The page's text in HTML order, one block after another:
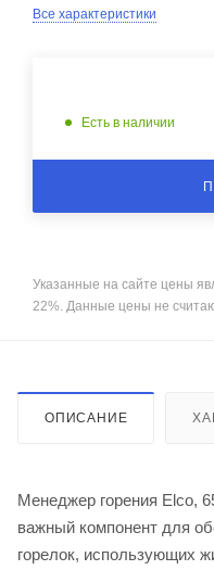
Все характеристики
Есть в наличии
Указанные на сайте цены
22%. Данные цены не
ОПИСАНИЕ
Менеджер горения Elco,
важный компонент для
горелок, использующих